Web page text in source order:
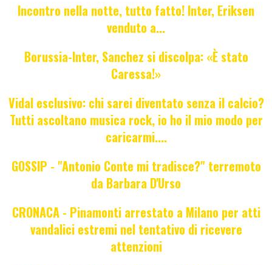
Incontro nella notte, tutto fatto! Inter, Eriksen
venduto a...
Borussia-Inter, Sanchez si discolpa: «È stato
Caressa!»
Vidal esclusivo: chi sarei diventato senza il calcio?
Tutti ascoltano musica rock, io ho il mio modo per
caricarmi....
GOSSIP - "Antonio Conte mi tradisce?" terremoto
da Barbara D'Urso
CRONACA - Pinamonti arrestato a Milano per atti
vandalici estremi nel tentativo di ricevere
attenzioni